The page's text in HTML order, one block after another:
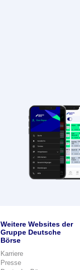
Weitere Websites der
Gruppe Deutsche
Börse
Karriere
Presse